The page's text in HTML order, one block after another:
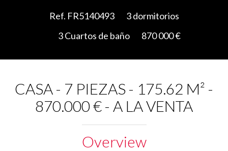
Ref. FR5140493
3 dormitorios
3 Cuartos de baño
870 000 €
CASA - 7 PIEZAS - 175.62 M² -
870.000 € - A LA VENTA
Overview